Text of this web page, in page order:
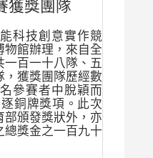
獲獎團隊
科技創意實作競
物館辦理，來自全
一百一十八隊、五
，獲獎團隊歷經數
參賽者中脫穎而
銅牌獎項。此次
部頒發獎狀外，亦
總獎金之一百九十